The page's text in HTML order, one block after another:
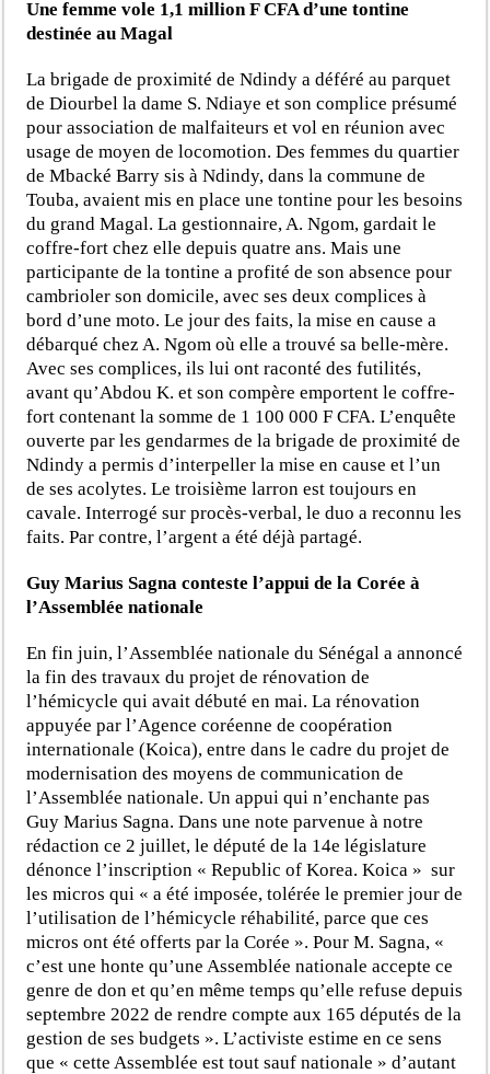
Une femme vole 1,1 million F CFA d’une tontine
destinée au Magal
La brigade de proximité de Ndindy a déféré au parquet
de Diourbel la dame S. Ndiaye et son complice présumé
pour association de malfaiteurs et vol en réunion avec
usage de moyen de locomotion. Des femmes du quartier
de Mbacké Barry sis à Ndindy, dans la commune de
Touba, avaient mis en place une tontine pour les besoins
du grand Magal. La gestionnaire, A. Ngom, gardait le
coffre-fort chez elle depuis quatre ans. Mais une
participante de la tontine a profité de son absence pour
cambrioler son domicile, avec ses deux complices à
bord d’une moto. Le jour des faits, la mise en cause a
débarqué chez A. Ngom où elle a trouvé sa belle-mère.
Avec ses complices, ils lui ont raconté des futilités,
avant qu’Abdou K. et son compère emportent le coffre-
fort contenant la somme de 1 100 000 F CFA. L’enquête
ouverte par les gendarmes de la brigade de proximité de
Ndindy a permis d’interpeller la mise en cause et l’un
de ses acolytes. Le troisième larron est toujours en
cavale. Interrogé sur procès-verbal, le duo a reconnu les
faits. Par contre, l’argent a été déjà partagé.
Guy Marius Sagna conteste l’appui de la Corée à
l’Assemblée nationale
En fin juin, l’Assemblée nationale du Sénégal a annoncé
la fin des travaux du projet de rénovation de
l’hémicycle qui avait débuté en mai. La rénovation
appuyée par l’Agence coréenne de coopération
internationale (Koica), entre dans le cadre du projet de
modernisation des moyens de communication de
l’Assemblée nationale. Un appui qui n’enchante pas
Guy Marius Sagna. Dans une note parvenue à notre
rédaction ce 2 juillet, le député de la 14e législature
dénonce l’inscription « Republic of Korea. Koica » sur
les micros qui « a été imposée, tolérée le premier jour de
l’utilisation de l’hémicycle réhabilité, parce que ces
micros ont été offerts par la Corée ». Pour M. Sagna, «
c’est une honte qu’une Assemblée nationale accepte ce
genre de don et qu’en même temps qu’elle refuse depuis
septembre 2022 de rendre compte aux 165 députés de la
gestion de ses budgets ». L’activiste estime en ce sens
que « cette Assemblée est tout sauf nationale » d’autant